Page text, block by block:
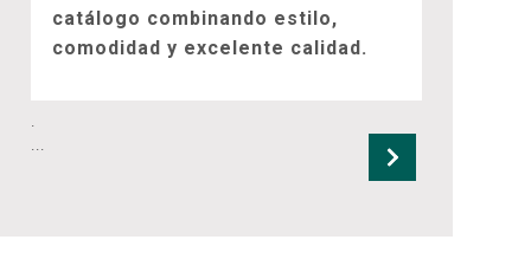
catálogo combinando estilo,
comodidad y excelente calidad.
.
...